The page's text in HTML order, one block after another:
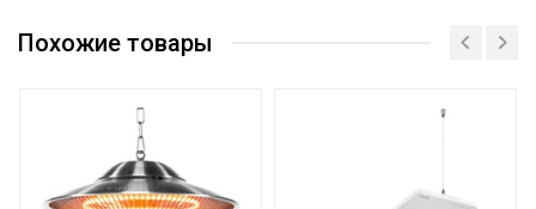
Управление c мобильного
Тип термостата
Отсутствует
Вес товара с упаковкой (брутто)
Таймер на отключение
Сертификат
Похожие товары